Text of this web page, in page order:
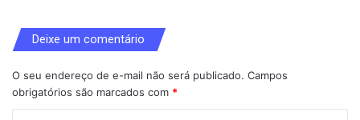
Deixe um comentário
O seu endereço de e-mail não será publicado. Campos
obrigatórios são marcados com *